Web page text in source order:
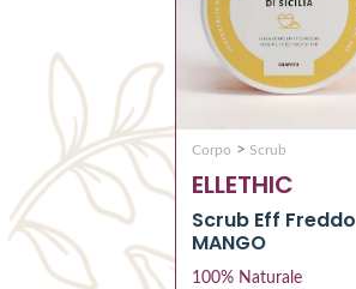
Corpo > Scrub
ELLETHIC
Scrub Eff Freddo
MANGO
100% Naturale